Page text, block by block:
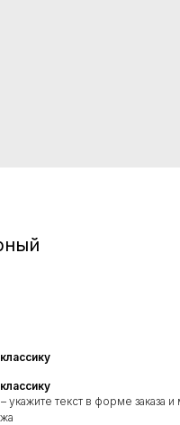
укажите текст в форме заказа